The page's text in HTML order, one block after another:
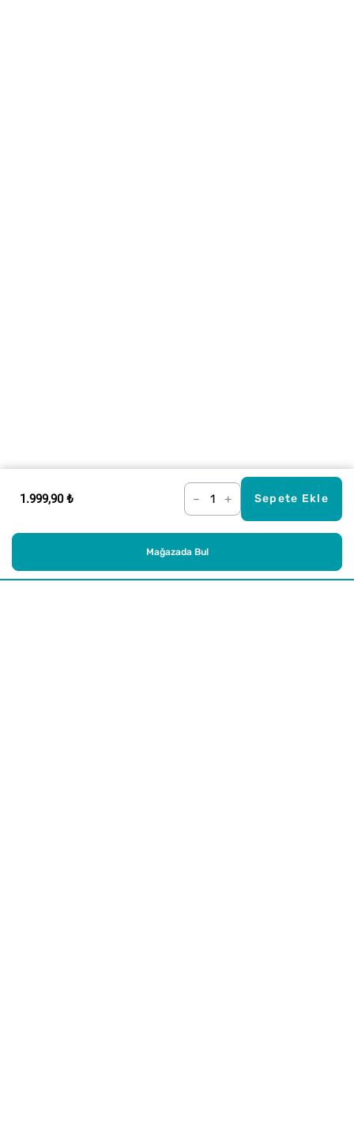
1.999,90 ₺ – + Sepete Ekle
Mağazada Bul